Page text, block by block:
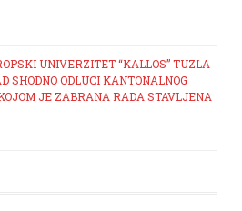
UNIVERZITET “KALLOS” TUZLA
SHODNO ODLUCI KANTONALNOG
JE ZABRANA RADA STAVLJENA